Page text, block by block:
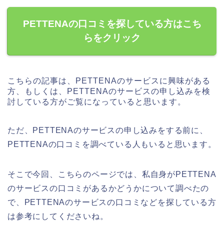
PETTENAの口コミを探している方はこち
らをクリック
こちらの記事は、PETTENAのサービスに興味がある
方、もしくは、PETTENAのサービスの申し込みを検
討している方がご覧になっていると思います。
ただ、PETTENAのサービスの申し込みをする前に、
PETTENAの口コミを調べている人もいると思います。
そこで今回、こちらのページでは、私自身がPETTENA
のサービスの口コミがあるかどうかについて調べたの
で、PETTENAのサービスの口コミなどを探している方
は参考にしてくださいね。